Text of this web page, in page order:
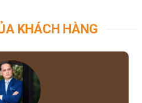
KHÁCH HÀNG